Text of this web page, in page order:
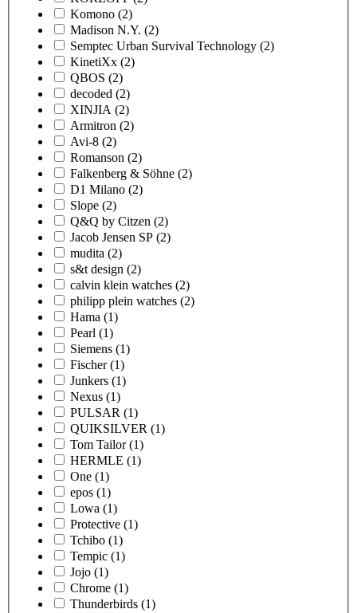
Komono (2)
Madison N.Y. (2)
Semptec Urban Survival Technology (2)
KinetiXx (2)
QBOS (2)
decoded (2)
XINJIA (2)
Armitron (2)
Avi-8 (2)
Romanson (2)
Falkenberg & Söhne (2)
D1 Milano (2)
Slope (2)
Q&Q by Citzen (2)
Jacob Jensen SP (2)
mudita (2)
s&t design (2)
calvin klein watches (2)
philipp plein watches (2)
Hama (1)
Pearl (1)
Siemens (1)
Fischer (1)
Junkers (1)
Nexus (1)
PULSAR (1)
QUIKSILVER (1)
Tom Tailor (1)
HERMLE (1)
One (1)
epos (1)
Lowa (1)
Protective (1)
Tchibo (1)
Tempic (1)
Jojo (1)
Chrome (1)
Thunderbirds (1)